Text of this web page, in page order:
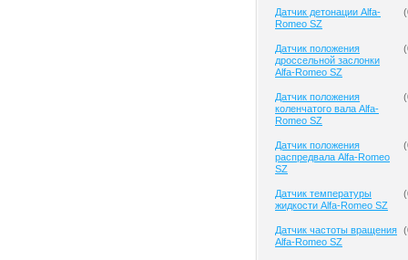
Датчик детонации Alfa-
Romeo SZ
(
Датчик положения
дроссельной заслонки
Alfa-Romeo SZ
(
Датчик положения
коленчатого вала Alfa-
Romeo SZ
(
Датчик положения
распредвала Alfa-Romeo
SZ
(
Датчик температуры
жидкости Alfa-Romeo SZ
(
Датчик частоты вращения
Alfa-Romeo SZ
(